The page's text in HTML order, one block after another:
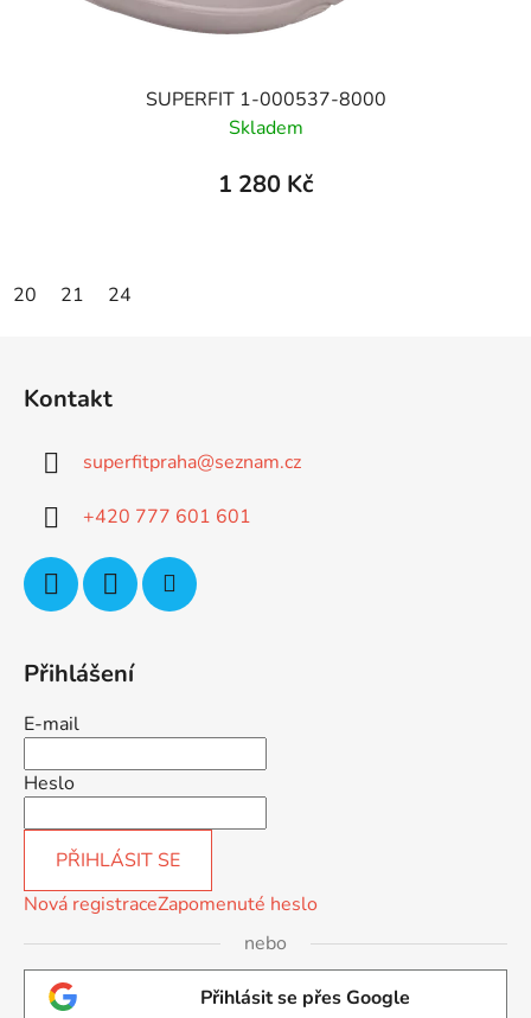
SUPERFIT 1-000537-8000
Skladem
1 280 Kč
20 21 24
Kontakt
superfitpraha@seznam.cz
+420 777 601 601
Přihlášení
E-mail
Heslo
PŘIHLÁSIT SE
Nová registraceZapomenuté heslo
nebo
Přihlásit se přes Google